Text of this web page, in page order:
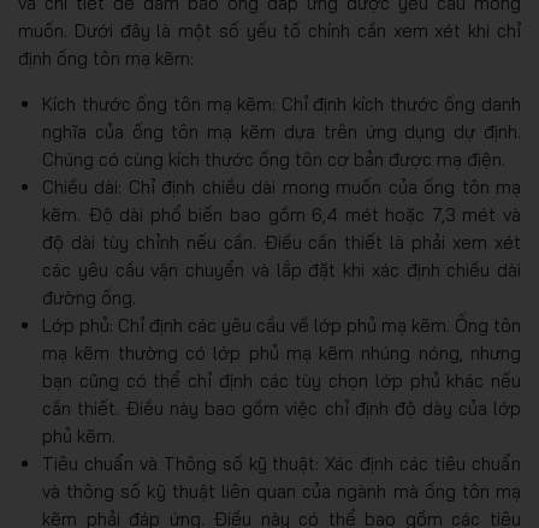
muốn. Dưới đây là một số yếu tố chính cần xem xét khi chỉ
định ống tôn mạ kẽm:
Kích thước ống tôn mạ kẽm: Chỉ định kích thước ống danh
nghĩa của ống tôn mạ kẽm dựa trên ứng dụng dự định.
Chúng có cùng kích thước ống tôn cơ bản được mạ điện.
Chiều dài: Chỉ định chiều dài mong muốn của ống tôn mạ
kẽm. Độ dài phổ biến bao gồm 6,4 mét hoặc 7,3 mét và
độ dài tùy chỉnh nếu cần. Điều cần thiết là phải xem xét
các yêu cầu vận chuyển và lắp đặt khi xác định chiều dài
đường ống.
Lớp phủ: Chỉ định các yêu cầu về lớp phủ mạ kẽm. Ống tôn
mạ kẽm thường có lớp phủ mạ kẽm nhúng nóng, nhưng
bạn cũng có thể chỉ định các tùy chọn lớp phủ khác nếu
cần thiết. Điều này bao gồm việc chỉ định độ dày của lớp
phủ kẽm.
Tiêu chuẩn và Thông số kỹ thuật: Xác định các tiêu chuẩn
và thông số kỹ thuật liên quan của ngành mà ống tôn mạ
kẽm phải đáp ứng. Điều này có thể bao gồm các tiêu